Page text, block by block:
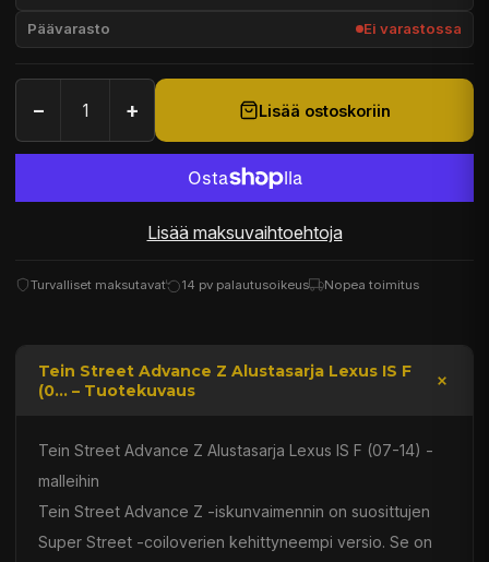
Päävarasto Ei varastossa
− + Lisää ostoskoriin
Lisää maksuvaihtoehtoja
Turvalliset maksutavat 14 pv palautusoikeus Nopea toimitus
Tein Street Advance Z Alustasarja Lexus IS F
(0... – Tuotekuvaus
Tein Street Advance Z Alustasarja Lexus IS F (07-14) -
malleihin
Tein Street Advance Z -iskunvaimennin on suosittujen
Super Street -coiloverien kehittyneempi versio. Se on